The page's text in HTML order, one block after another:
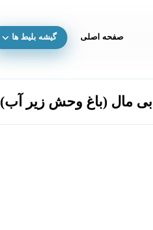
صفحه اصلی گیشه بلیط ها
مال (باغ وحش زیر آب)